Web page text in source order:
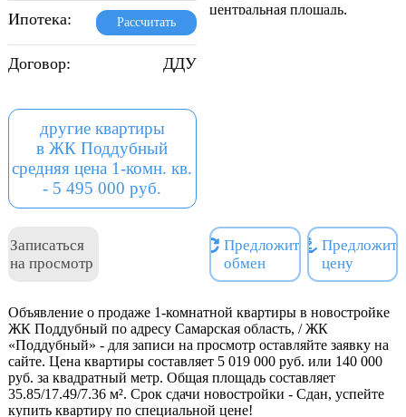
Ипотека: Рассчитать
Договор: ДДУ
другие квартиры
в ЖК Поддубный
средняя цена 1-комн. кв.
- 5 495 000 руб.
Записаться
на просмотр
центральная площадь,
квартире, качественная
входная металлическая
дверь, газовые плиты,
ламинат, керамическая
плитка, сантехника,
- Предусмотрено
панорамное остекление
лоджий внешнего фасада,
- После запуска новой
Предложить
обмен
Предложить
цену
Объявление о продаже 1-комнатной квартиры в новостройке
ЖК Поддубный по адресу Самарская область, / ЖК
«Поддубный» - для записи на просмотр оставляйте заявку на
сайте. Цена квартиры составляет 5 019 000 руб. или 140 000
руб. за квадратный метр. Общая площадь составляет
35.85/17.49/7.36 м². Срок сдачи новостройки - Сдан, успейте
купить квартиру по специальной цене!